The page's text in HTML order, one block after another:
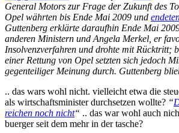
General Motors zur Frage der Zukunft des
Opel währten bis Ende Mai 2009 und
Guttenberg erklärte daraufhin Ende Mai
anderen Ministern und Angela Merkel, er
Insolvenzverfahren und drohte mit Rücktritt;
einer Rettung von Opel setzten sich jedoch
gegenteiliger Meinung durch. Guttenberg
.. das wars wohl nicht. vielleicht etwa die
als wirtschaftsminister durchsetzen wollte? “
reichen noch nicht“ .. das war wohl auch
buerger seit dem mehr in der tasche?